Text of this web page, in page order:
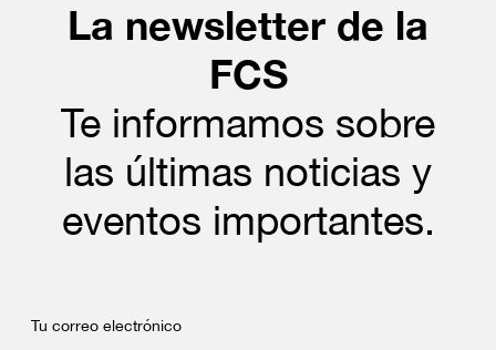
La newsletter de la
FCS
Te informamos sobre
las últimas noticias y
eventos importantes.
Tu correo electrónico